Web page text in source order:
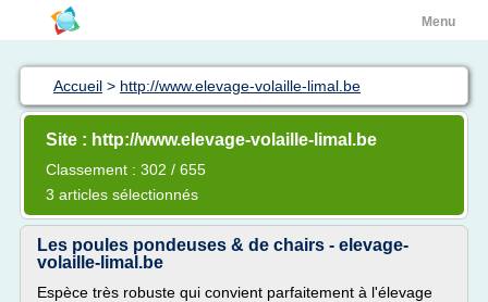
Menu
Accueil > http://www.elevage-volaille-limal.be
Site : http://www.elevage-volaille-limal.be
Classement : 302 / 655
3 articles sélectionnés
Les poules pondeuses & de chairs - elevage-
volaille-limal.be
Espèce très robuste qui convient parfaitement à l'élevage